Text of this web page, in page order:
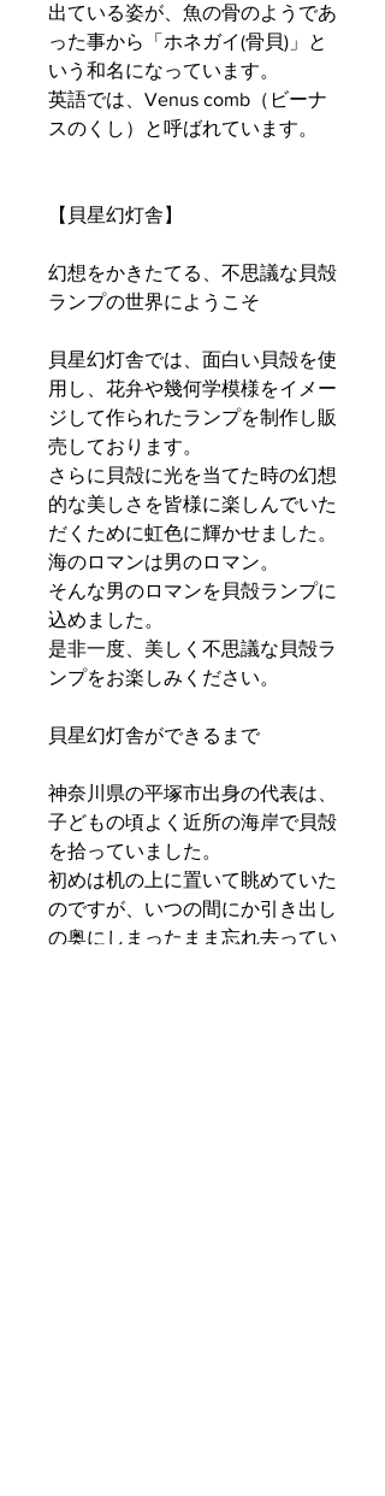
出ている姿が、魚の骨のようであ
った事から「ホネガイ(骨貝)」と
いう和名になっています。
英語では、Venus comb（ビーナ
スのくし）と呼ばれています。
【貝星幻灯舎】
幻想をかきたてる、不思議な貝殻
ランプの世界にようこそ
貝星幻灯舎では、面白い貝殻を使
用し、花弁や幾何学模様をイメー
ジして作られたランプを制作し販
売しております。
さらに貝殻に光を当てた時の幻想
的な美しさを皆様に楽しんでいた
だくために虹色に輝かせました。
海のロマンは男のロマン。
そんな男のロマンを貝殻ランプに
込めました。
是非一度、美しく不思議な貝殻ラ
ンプをお楽しみください。
貝星幻灯舎ができるまで
神奈川県の平塚市出身の代表は、
子どもの頃よく近所の海岸で貝殻
を拾っていました。
初めは机の上に置いて眺めていた
のですが、いつの間にか引き出し
の奥にしまったまま忘れ去ってい